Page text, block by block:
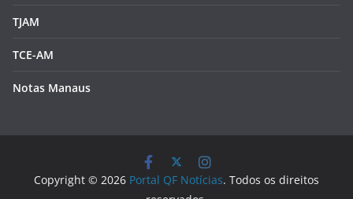
TJAM
TCE-AM
Notas Manaus
Copyright © 2026 Portal QF Notícias. Todos os direitos